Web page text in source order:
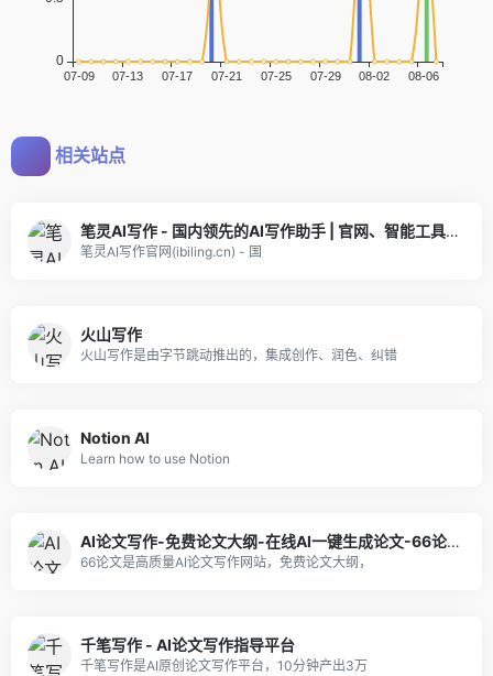
相关站点
笔灵AI写作 - 国内领先的AI写作助手 | 官网、智能工具、免费改写
笔灵AI写作官网(ibiling.cn) - 国
火山写作
火山写作是由字节跳动推出的，集成创作、润色、纠错
Notion AI
Learn how to use Notion
AI论文写作-免费论文大纲-在线AI一键生成论文-66论文 66论文
66论文是高质量AI论文写作网站，免费论文大纲，
千笔写作 - AI论文写作指导平台
千笔写作是AI原创论文写作平台，10分钟产出3万